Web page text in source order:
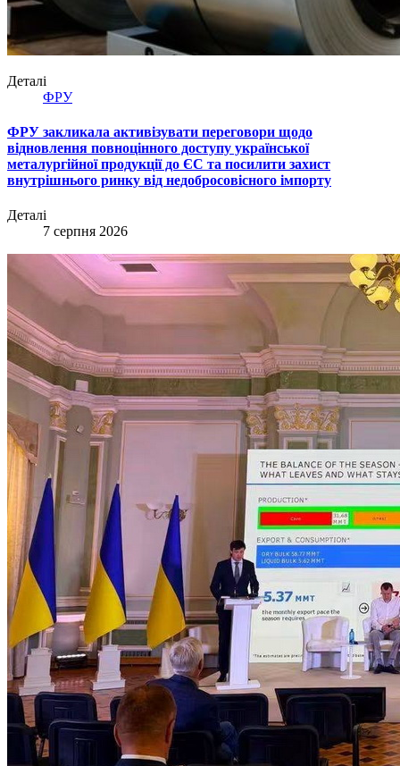
Деталі
ФРУ
ФРУ закликала активізувати переговори щодо
відновлення повноцінного доступу української
металургійної продукції до ЄС та посилити захист
внутрішнього ринку від недобросовісного імпорту
Деталі
7 серпня 2026